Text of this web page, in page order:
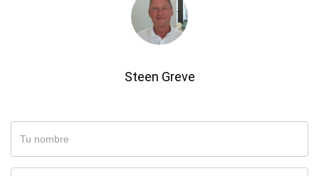
Steen Greve